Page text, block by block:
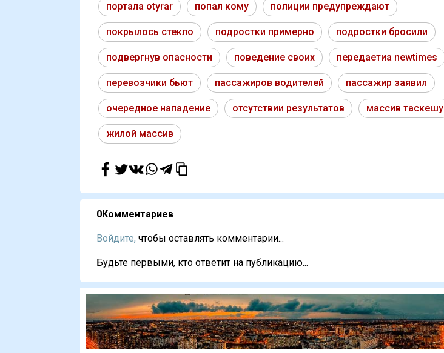
портала otyrar попал кому полиции предупреждают
покрылось стекло подростки примерно подростки бросили
подвергнув опасности поведение своих передаетиа newtimes
перевозчики бьют пассажиров водителей пассажир заявил
очередное нападение отсутствии результатов массив таскешу
жилой массив
0Комментариев
Войдите, чтобы оставлять комментарии...
Будьте первыми, кто ответит на публикацию...